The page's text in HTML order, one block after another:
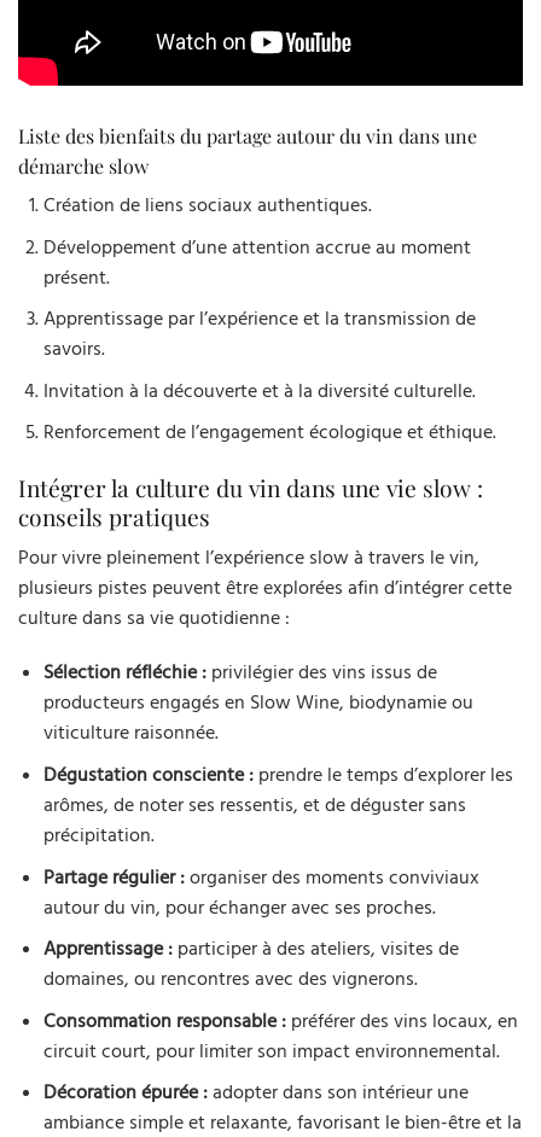
Liste des bienfaits du partage autour du vin dans une
démarche slow
Création de liens sociaux authentiques.
Développement d’une attention accrue au moment
présent.
Apprentissage par l’expérience et la transmission de
savoirs.
Invitation à la découverte et à la diversité culturelle.
Renforcement de l’engagement écologique et éthique.
Intégrer la culture du vin dans une vie slow :
conseils pratiques
Pour vivre pleinement l’expérience slow à travers le vin,
plusieurs pistes peuvent être explorées afin d’intégrer cette
culture dans sa vie quotidienne :
Sélection réfléchie :privilégier des vins issus de
producteurs engagés en Slow Wine, biodynamie ou
viticulture raisonnée.
Dégustation consciente :prendre le temps d’explorer les
arômes, de noter ses ressentis, et de déguster sans
précipitation.
Partage régulier :organiser des moments conviviaux
autour du vin, pour échanger avec ses proches.
Apprentissage :participer à des ateliers, visites de
domaines, ou rencontres avec des vignerons.
Consommation responsable :préférer des vins locaux, en
circuit court, pour limiter son impact environnemental.
Décoration épurée :adopter dans son intérieur une
ambiance simple et relaxante, favorisant le bien-être et la